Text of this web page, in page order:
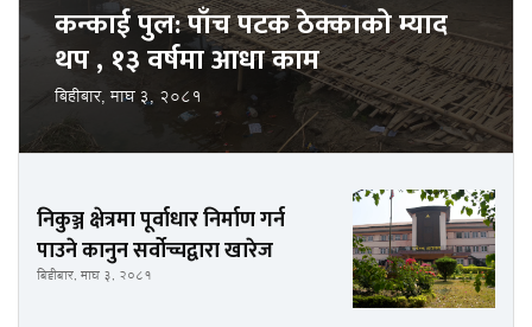
कन्काई पुल: पाँच पटक ठेक्काको म्याद
थप , १३ वर्षमा आधा काम
बिहीबार, माघ ३, २०८१
निकुञ्ज क्षेत्रमा पूर्वाधार निर्माण गर्न
पाउने कानुन सर्वोच्चद्वारा खारेज
बिहीबार, माघ ३, २०८१